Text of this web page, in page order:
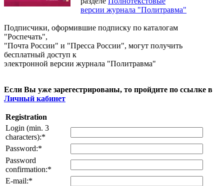
версии журнала "Политравма"
Подписчики, оформившие подписку по каталогам
"Роспечать",
"Почта России" и "Пресса России", могут получить
бесплатный доступ к
электронной версии журнала "Политравма"
Если Вы уже зарегестрированы, то пройдите по ссылке в
Личный кабинет
Registration
Login (min. 3
characters):*
Password:*
Password
confirmation:*
E-mail:*